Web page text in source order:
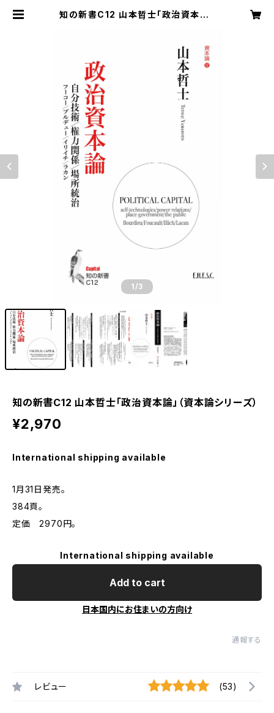
知の新書C12 山本哲士「政治資本論」
1/3
知の新書C12 山本哲士「政治資本論」（資本論シリーズ）
¥2,970
International shipping available
1月31日発売。
384頁。
定価 2970円。
International shipping available
Add to cart
日本国内にお住まいの方向け
通報する
レビュー (53)